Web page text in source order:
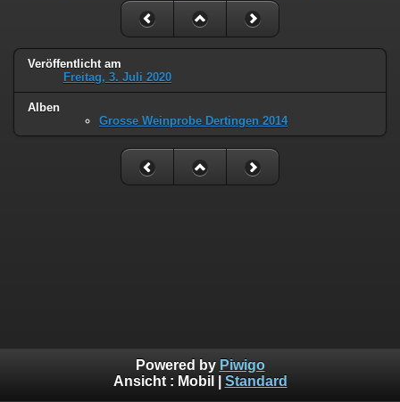
Veröffentlicht am
Freitag, 3. Juli 2020
Alben
Grosse Weinprobe Dertingen 2014
Powered by Piwigo
Ansicht : Mobil Standard